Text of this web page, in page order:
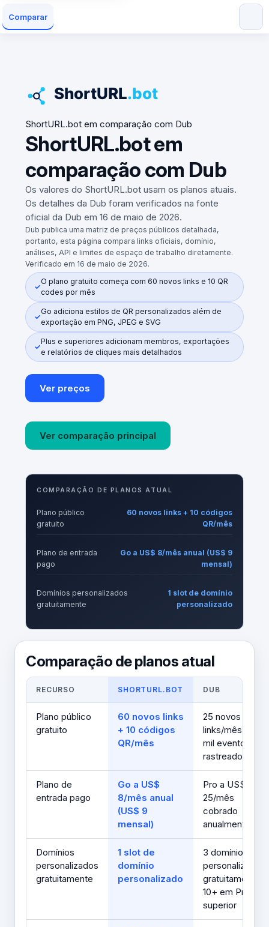
Comparar
ShortURL.bot em comparação com Dub
ShortURL.bot em
comparação com Dub
Os valores do ShortURL.bot usam os planos atuais.
Os detalhes da Dub foram verificados na fonte
oficial da Dub em 16 de maio de 2026.
Dub publica uma matriz de preços públicos detalhada,
portanto, esta página compara links oficiais, domínio,
análises, API e limites de espaço de trabalho diretamente.
Verificado em 16 de maio de 2026.
O plano gratuito começa com 60 novos links e 10 QR
codes por mês
Go adiciona estilos de QR personalizados além de
exportação em PNG, JPEG e SVG
Plus e superiores adicionam membros, exportações
e relatórios de cliques mais detalhados
Ver preços
Ver comparação principal
COMPARAÇÃO DE PLANOS ATUAL
Plano público
gratuito
60 novos links + 10 códigos
QR/mês
Plano de entrada
pago
Go a US$ 8/mês anual (US$ 9
mensal)
Domínios personalizados
gratuitamente
1 slot de domínio
personalizado
Comparação de planos atual
RECURSO SHORTURL.BOT DUB
Plano público
gratuito
60 novos links
+ 10 códigos
QR/mês
25 novos
links/mês + 1
mil eventos
rastreados/mês
Plano de
entrada pago
Go a US$
8/mês anual
(US$ 9
mensal)
Pro a US$
25/mês
cobrado
anualmente
Domínios
personalizados
gratuitamente
1 slot de
domínio
personalizado
3 domínios
personalizados
gratuitamente;
10+ em Pro e
superior